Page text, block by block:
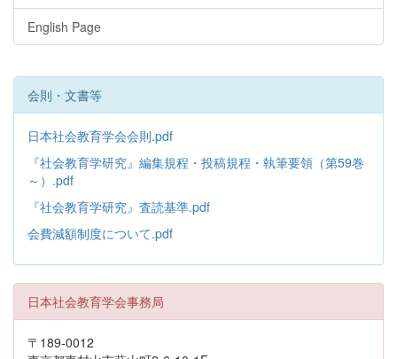
English Page
会則・文書等
日本社会教育学会会則.pdf
『社会教育学研究』編集規程・投稿規程・執筆要領（第59巻
～）.pdf
『社会教育学研究』査読基準.pdf
会費減額制度について.pdf
日本社会教育学会事務局
〒189-0012